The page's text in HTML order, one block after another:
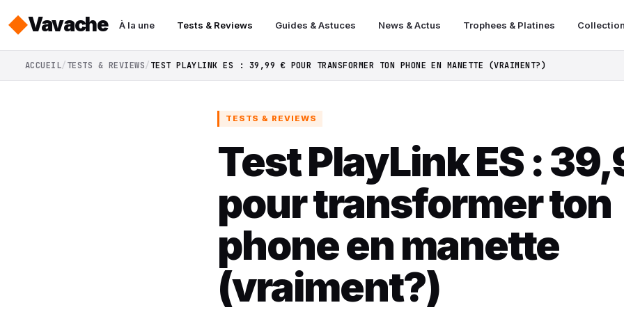
Vavache À la une Tests & Reviews Guides & Astuces News & Actus Trophees & Platines
ACCUEIL TESTS & REVIEWS TEST PLAYLINK ES : 39,99 € POUR TRANSFORMER TON PHONE EN MANETTE (VRAIMENT?)
TESTS & REVIEWS
Test PlayLink ES :
pour transformer ton
phone en manette
(vraiment?)